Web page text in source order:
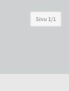
Sivu 1/1